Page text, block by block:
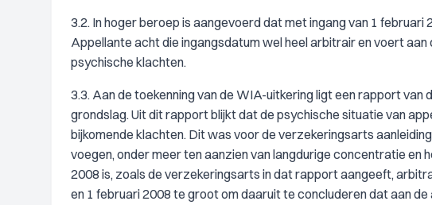
3.2. In hoger beroep is aangevoerd dat met ingang van 1
Appellante acht die ingangsdatum wel heel arbitrair en voert
psychische klachten.
3.3. Aan de toekenning van de WIA-uitkering ligt een rapport
grondslag. Uit dit rapport blijkt dat de psychische situatie van
bijkomende klachten. Dit was voor de verzekeringsarts
voegen, onder meer ten aanzien van langdurige concentratie
2008 is, zoals de verzekeringsarts in dat rapport aangeeft,
en 1 februari 2008 te groot om daaruit te concluderen dat aan